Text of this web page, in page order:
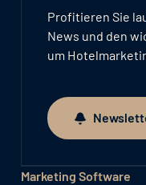
Profitieren Sie
News und den
um
Newsletter
Marketing Software